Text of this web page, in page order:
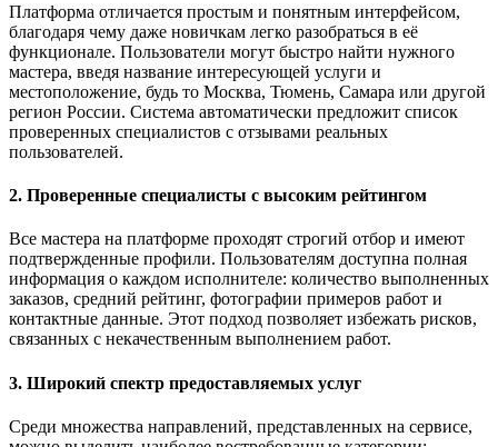
Платформа отличается простым и понятным интерфейсом,
благодаря чему даже новичкам легко разобраться в её
функционале. Пользователи могут быстро найти нужного
мастера, введя название интересующей услуги и
местоположение, будь то Москва, Тюмень, Самара или другой
регион России. Система автоматически предложит список
проверенных специалистов с отзывами реальных
пользователей.
2. Проверенные специалисты с высоким рейтингом
Все мастера на платформе проходят строгий отбор и имеют
подтвержденные профили. Пользователям доступна полная
информация о каждом исполнителе: количество выполненных
заказов, средний рейтинг, фотографии примеров работ и
контактные данные. Этот подход позволяет избежать рисков,
связанных с некачественным выполнением работ.
3. Широкий спектр предоставляемых услуг
Среди множества направлений, представленных на сервисе,